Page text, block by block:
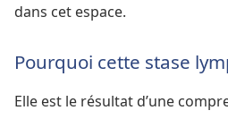
dans cet espace.
Pourquoi cette stase
Elle est le résultat d’une